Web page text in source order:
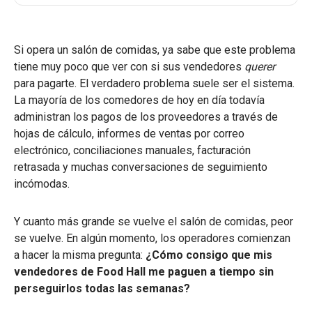
Si opera un salón de comidas, ya sabe que este problema
tiene muy poco que ver con si sus vendedores querer
para pagarte. El verdadero problema suele ser el sistema.
La mayoría de los comedores de hoy en día todavía
administran los pagos de los proveedores a través de
hojas de cálculo, informes de ventas por correo
electrónico, conciliaciones manuales, facturación
retrasada y muchas conversaciones de seguimiento
incómodas.
Y cuanto más grande se vuelve el salón de comidas, peor
se vuelve. En algún momento, los operadores comienzan
a hacer la misma pregunta: ¿Cómo consigo que mis
vendedores de Food Hall me paguen a tiempo sin
perseguirlos todas las semanas?